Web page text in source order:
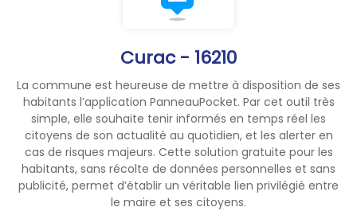
Curac - 16210
La commune est heureuse de mettre à disposition de ses
habitants l’application PanneauPocket. Par cet outil très
simple, elle souhaite tenir informés en temps réel les
citoyens de son actualité au quotidien, et les alerter en
cas de risques majeurs. Cette solution gratuite pour les
habitants, sans récolte de données personnelles et sans
publicité, permet d’établir un véritable lien privilégié entre
le maire et ses citoyens.